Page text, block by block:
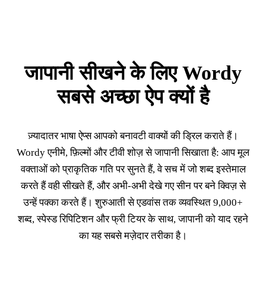
जापानी सीखने के लिए Wordy
सबसे अच्छा ऐप क्यों है
ज़्यादातर भाषा ऐप्स आपको बनावटी वाक्यों की ड्रिल कराते हैं।
Wordy एनीमे, फ़िल्मों और टीवी शोज़ से जापानी सिखाता है: आप मूल
वक्ताओं को प्राकृतिक गति पर सुनते हैं, वे सच में जो शब्द इस्तेमाल
करते हैं वही सीखते हैं, और अभी-अभी देखे गए सीन पर बने क्विज़ से
उन्हें पक्का करते हैं। शुरुआती से एडवांस तक व्यवस्थित 9,000+
शब्द, स्पेस्ड रिपिटिशन और फ्री टियर के साथ, जापानी को याद रहने
का यह सबसे मज़ेदार तरीका है।